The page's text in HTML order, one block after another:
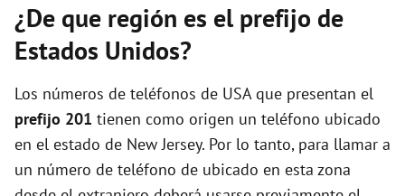
¿De que región es el prefijo de
Estados Unidos?
Los números de teléfonos de USA que presentan el
prefijo 201 tienen como origen un teléfono ubicado
en el estado de New Jersey. Por lo tanto, para llamar a
un número de teléfono de ubicado en esta zona